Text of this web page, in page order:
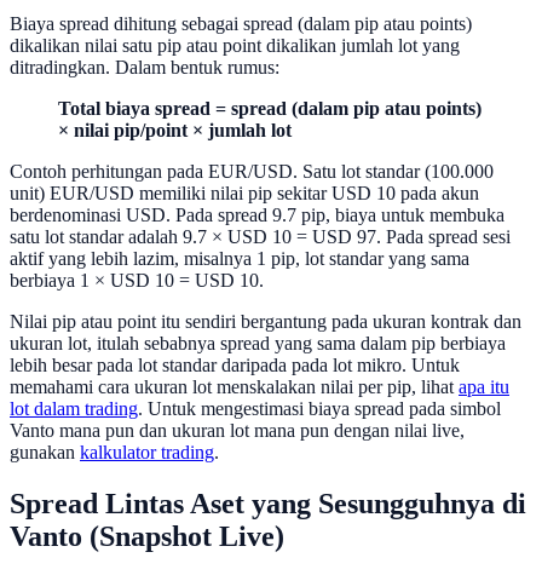
Biaya spread dihitung sebagai spread (dalam pip atau points)
dikalikan nilai satu pip atau point dikalikan jumlah lot yang
ditradingkan. Dalam bentuk rumus:
Total biaya spread = spread (dalam pip atau points)
× nilai pip/point × jumlah lot
Contoh perhitungan pada EUR/USD. Satu lot standar (100.000
unit) EUR/USD memiliki nilai pip sekitar USD 10 pada akun
berdenominasi USD. Pada spread 9.7 pip, biaya untuk membuka
satu lot standar adalah 9.7 × USD 10 = USD 97. Pada spread sesi
aktif yang lebih lazim, misalnya 1 pip, lot standar yang sama
berbiaya 1 × USD 10 = USD 10.
Nilai pip atau point itu sendiri bergantung pada ukuran kontrak dan
ukuran lot, itulah sebabnya spread yang sama dalam pip berbiaya
lebih besar pada lot standar daripada pada lot mikro. Untuk
memahami cara ukuran lot menskalakan nilai per pip, lihat apa itu
lot dalam trading. Untuk mengestimasi biaya spread pada simbol
Vanto mana pun dan ukuran lot mana pun dengan nilai live,
gunakan kalkulator trading.
Spread Lintas Aset yang Sesungguhnya di
Vanto (Snapshot Live)